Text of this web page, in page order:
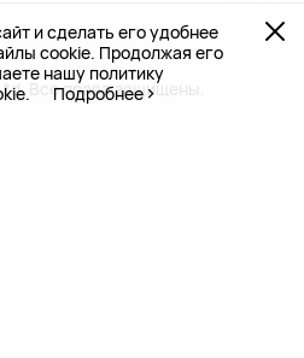
и сделать его удобнее
cookie. Продолжая его
нашу политику
Подробнее
Все права защищены.